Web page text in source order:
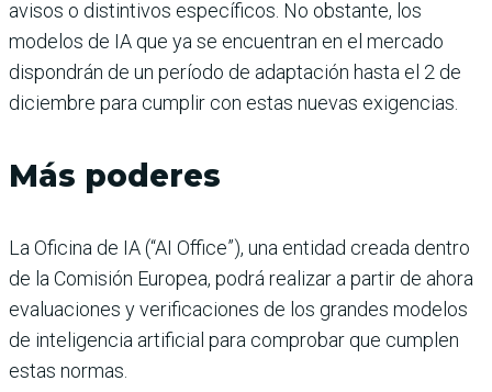
avisos o distintivos específicos. No obstante, los
modelos de IA que ya se encuentran en el mercado
dispondrán de un período de adaptación hasta el 2 de
diciembre para cumplir con estas nuevas exigencias.
Más poderes
La Oficina de IA (“AI Office”), una entidad creada dentro
de la Comisión Europea, podrá realizar a partir de ahora
evaluaciones y verificaciones de los grandes modelos
de inteligencia artificial para comprobar que cumplen
estas normas.